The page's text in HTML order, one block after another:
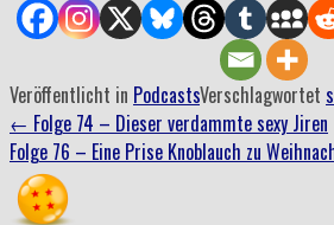
Veröffentlicht in PodcastsVerschlagwortet
Beitrag
Navigation
← Folge 74 – Dieser verdammte sexy Jiren
Folge 76 – Eine Prise Knoblauch zu